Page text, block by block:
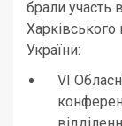
брали участь
Харківського
України:
VІ